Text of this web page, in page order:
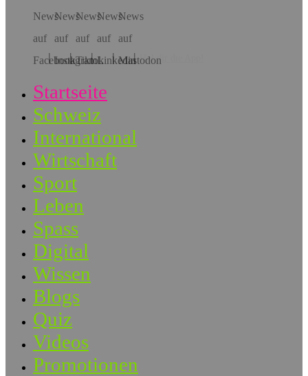
Hol dir die App!
Startseite
Schweiz
International
Wirtschaft
Sport
Leben
Spass
Digital
Wissen
Blogs
Quiz
Videos
Promotionen